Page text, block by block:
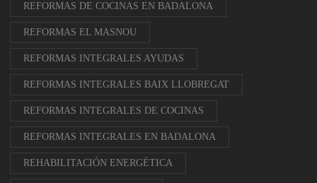
REFORMAS DE COCINAS EN BADALONA
REFORMAS EL MASNOU
REFORMAS INTEGRALES AYUDAS
REFORMAS INTEGRALES BAIX LLOBREGAT
REFORMAS INTEGRALES DE COCINAS
REFORMAS INTEGRALES EN BADALONA
REHABILITACIÓN ENERGÉTICA